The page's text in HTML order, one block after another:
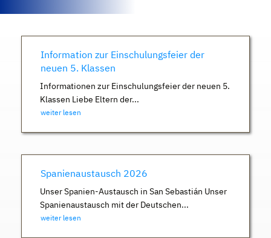
Information zur Einschulungsfeier der
neuen 5. Klassen
Informationen zur Einschulungsfeier der neuen 5.
Klassen Liebe Eltern der...
weiter lesen
Spanienaustausch 2026
Unser Spanien-Austausch in San Sebastián Unser
Spanienaustausch mit der Deutschen...
weiter lesen